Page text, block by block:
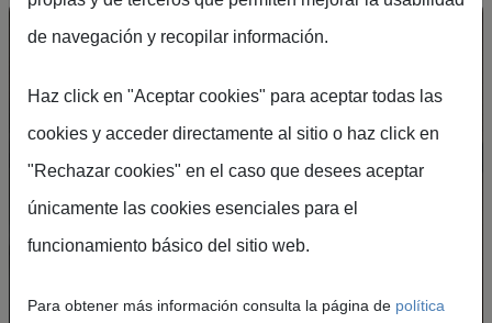
Ruta de navegación
Solicitud de pase
colectivo 40
Con el fin de agilizar la entrada de grupos de
de navegación y recopilar información.
Haz click en "Aceptar cookies" para aceptar todas las
cookies y acceder directamente al sitio o haz click en
"Rechazar cookies" en el caso que desees aceptar
únicamente las cookies esenciales para el
funcionamiento básico del sitio web.
Para obtener más información consulta la página de política